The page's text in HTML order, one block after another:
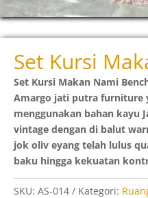
Set Kursi
Set Kursi Makan Nami
Amargo jati putra furniture
menggunakan bahan kayu
vintage dengan di balut
jok oliv eyang telah lulus
baku hingga kekuatan
SKU: AS-014 Kategori: